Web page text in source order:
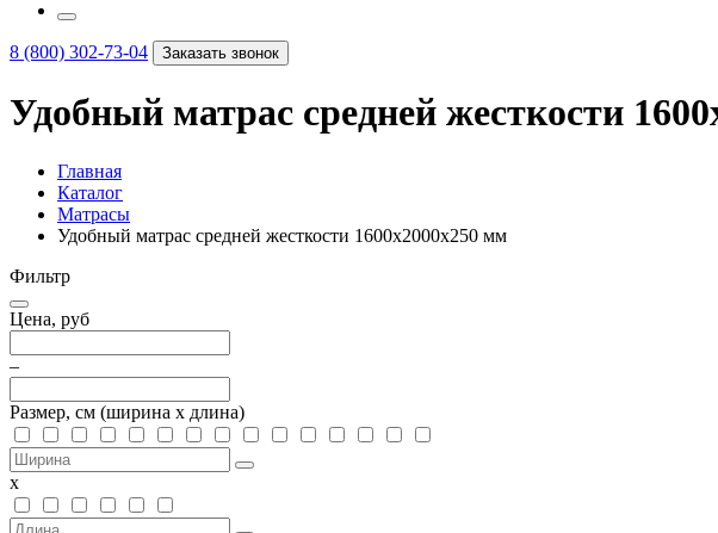
8 (800) 302-73-04 Заказать звонок
Удобный матрас средней жесткости
Главная
Каталог
Матрасы
Удобный матрас средней жесткости 1600х2000х250 мм
Фильтр
Цена, руб
–
Размер, см (ширина х длина)
х